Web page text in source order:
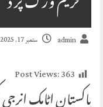
admin ستمبر 17, 2025
Post Views:363